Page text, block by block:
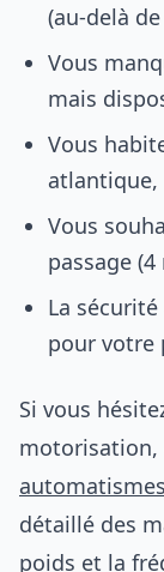
(au-delà
Vous
mais
Vous
Vous
passage
La
pour votre
Si vous
motorisation,
détaillé des
poids et la